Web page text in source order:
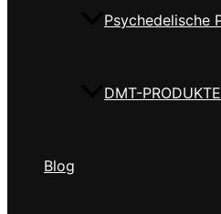
Psychedelische
DMT-
Blog